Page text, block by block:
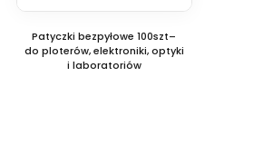
Patyczki bezpyłowe 100szt–
do ploterów, elektroniki, optyki
i laboratoriów